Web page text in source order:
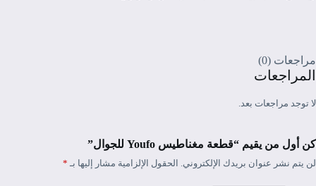
مراجعات (0)
المراجعات
لا توجد مراجعات بعد.
كن أول من يقيم “قطعة مغناطيس Youfo للجوال”
لن يتم نشر عنوان بريدك الإلكتروني. الحقول الإلزامية مشار إليها بـ *